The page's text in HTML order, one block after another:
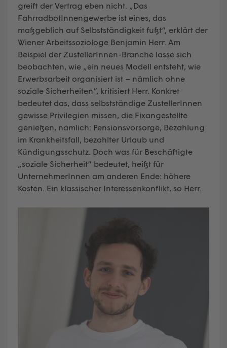
greift der Vertrag eben nicht. „Das
FahrradbotInnengewerbe ist eines, das
maßgeblich auf Selbstständigkeit fußt“, erklärt der
Wiener Arbeitssoziologe Benjamin Herr. Am
Beispiel der ZustellerInnen-Branche lasse sich
beobachten, wie „ein neues Modell entsteht, wie
Erwerbsarbeit organisiert ist – nämlich ohne
soziale Sicherheiten“, kritisiert Herr. Konkret
bedeutet das, dass selbstständige ZustellerInnen
gewisse Privilegien missen, die Fixangestellte
genießen, nämlich: Pensionsvorsorge, Bezahlung
im Krankheitsfall, bezahlter Urlaub und
Kündigungsschutz. Doch was für Beschäftigte
„soziale Sicherheit“ bedeutet, heißt für
UnternehmerInnen am anderen Ende: höhere
Kosten. Ein klassischer Interessenkonflikt, so Herr.